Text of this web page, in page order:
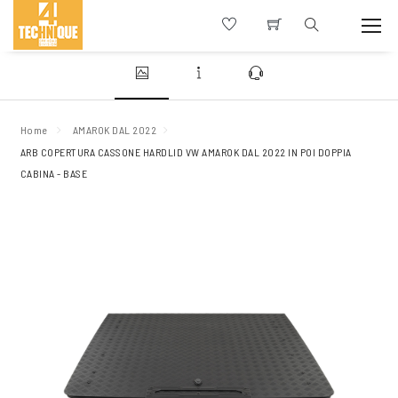
Home
AMAROK DAL 2022
ARB COPERTURA CASSONE HARDLID VW AMAROK DAL 2022 IN POI DOPPIA
CABINA - BASE